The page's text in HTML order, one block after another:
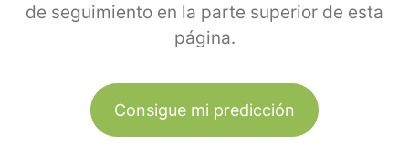
de seguimiento en la parte superior de esta
página.
Consigue mi predicción